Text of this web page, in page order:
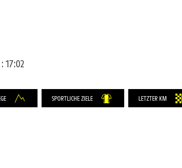
: 17:02
SPORTLICHE ZIELE LETZTER KM